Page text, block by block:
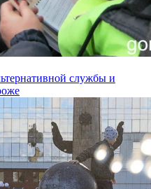
службы и